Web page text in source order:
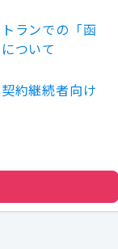
ランでの「函
ついて
約継続者向け